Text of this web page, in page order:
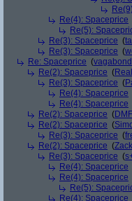
Re(4): Spaceprice
Re(5):
Re(3): Spaceprice (
Re(3): Spaceprice (
Re: Spaceprice (vagabond
Re(2): Spaceprice (
Re(3): Spaceprice (
Re(4): Spaceprice
Re(4): Spaceprice
Re(2): Spaceprice (DMF
Re(2): Spaceprice (
Re(3): Spaceprice (
Re(2): Spaceprice (
Re(3): Spaceprice (
Re(4): Spaceprice
Re(4): Spaceprice
Re(5):
Re(4): Spaceprice